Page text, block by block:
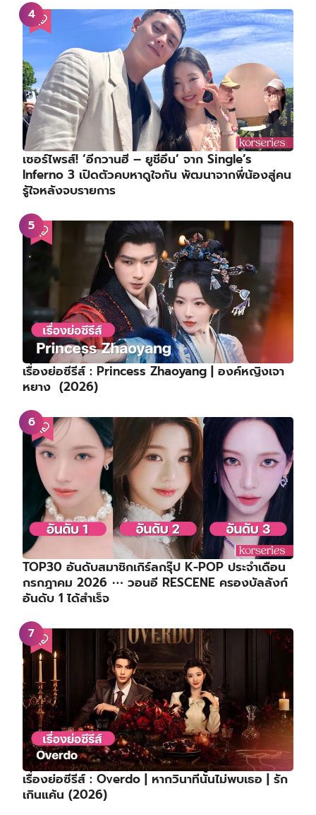
เซอร์ไพรส์! ‘อีกวานฮี – ยูชีอึน’ จาก Single’s
Inferno 3 เปิดตัวคบหาดูใจกัน พัฒนาจากพี่น้องสู่คน
รู้ใจหลังจบรายการ
เรื่องย่อซีรีส์ : Princess Zhaoyang | องค์หญิงเจา
หยาง (2026)
TOP30 อันดับสมาชิกเกิร์ลกรุ๊ป K-POP ประจำเดือน
กรกฎาคม 2026 ⋯ วอนอี RESCENE ครองบัลลังก์
อันดับ 1 ได้สำเร็จ
เรื่องย่อซีรีส์ : Overdo | หากวินาทีนั้นไม่พบเธอ | รัก
เกินแค้น (2026)